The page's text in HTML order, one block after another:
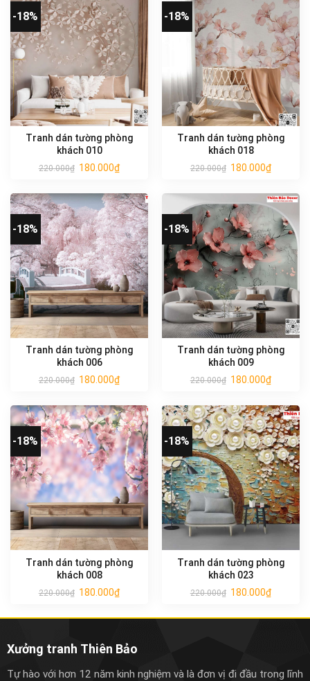
-18%
Tranh dán tường phòng
khách 010
220.000₫ 180.000₫
-18%
Tranh dán tường phòng
khách 018
220.000₫ 180.000₫
-18%
Tranh dán tường phòng
khách 006
220.000₫ 180.000₫
-18%
Tranh dán tường phòng
khách 009
220.000₫ 180.000₫
-18%
Tranh dán tường phòng
khách 008
220.000₫ 180.000₫
-18%
Tranh dán tường phòng
khách 023
220.000₫ 180.000₫
Xưởng tranh Thiên Bảo
Tự hào với hơn 12 năm kinh nghiệm và là đơn vị đi đầu trong lĩnh